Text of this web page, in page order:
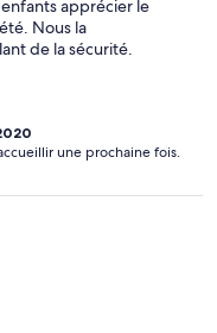
apprécier le
Nous la
de la sécurité.
une prochaine fois.